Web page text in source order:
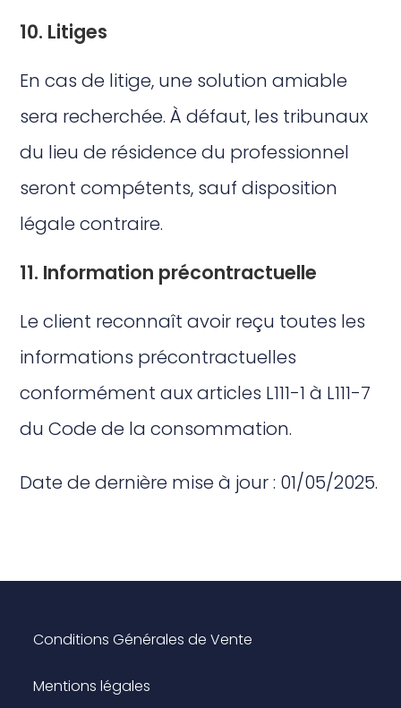
10. Litiges
En cas de litige, une solution amiable
sera recherchée. À défaut, les tribunaux
du lieu de résidence du professionnel
seront compétents, sauf disposition
légale contraire.
11. Information précontractuelle
Le client reconnaît avoir reçu toutes les
informations précontractuelles
conformément aux articles L111-1 à L111-7
du Code de la consommation.
Date de dernière mise à jour : 01/05/2025.
Conditions Générales de Vente
Mentions légales